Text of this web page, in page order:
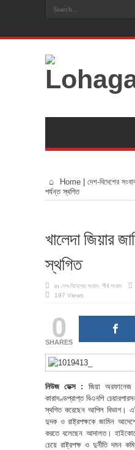
Home দেশ-বিদেশের
পর্যন্ত স্থগিত
খালেদা জিয়ার
স্থগিত
in দেশ-বিদেশের সংবাদ শীর্ষ সংবাদ
197 Views
0
SHARES
নিউজ ডেক্স : জিয়া অরফানেজ
কারাদণ্ডপ্রাপ্ত বিএনপি
স্থগিত করেছেন আপিল বিভাগ।
দুদক ও রাষ্ট্রপক্ষকে জামিন
করতে বলেছেন আদালত।
চেয়ে রাষ্ট্রপক্ষ ও দুর্নীতি দমন